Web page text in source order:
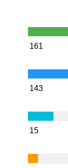
161
143
15